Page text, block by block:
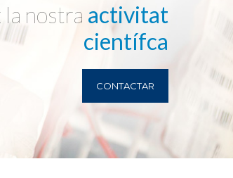
nostra activitat
científca
CONTACTAR